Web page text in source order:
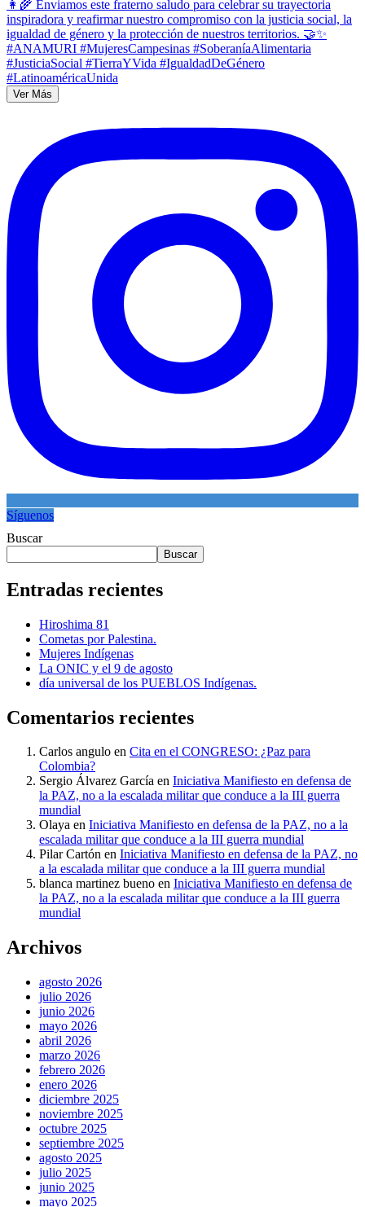
Ver Más
Síguenos
Buscar
Buscar
Entradas recientes
Hiroshima 81
Cometas por Palestina.
Mujeres Indígenas
La ONIC y el 9 de agosto
día universal de los PUEBLOS Indígenas.
Comentarios recientes
Carlos angulo en Cita en el CONGRESO: ¿Paz para
Colombia?
Sergio Álvarez García en Iniciativa Manifiesto en defensa de
la PAZ, no a la escalada militar que conduce a la III guerra
mundial
Olaya en Iniciativa Manifiesto en defensa de la PAZ, no a la
escalada militar que conduce a la III guerra mundial
Pilar Cartón en Iniciativa Manifiesto en defensa de la PAZ, no
a la escalada militar que conduce a la III guerra mundial
blanca martinez bueno en Iniciativa Manifiesto en defensa de
la PAZ, no a la escalada militar que conduce a la III guerra
mundial
Archivos
agosto 2026
julio 2026
junio 2026
mayo 2026
abril 2026
marzo 2026
febrero 2026
enero 2026
diciembre 2025
noviembre 2025
octubre 2025
septiembre 2025
agosto 2025
julio 2025
junio 2025
mayo 2025